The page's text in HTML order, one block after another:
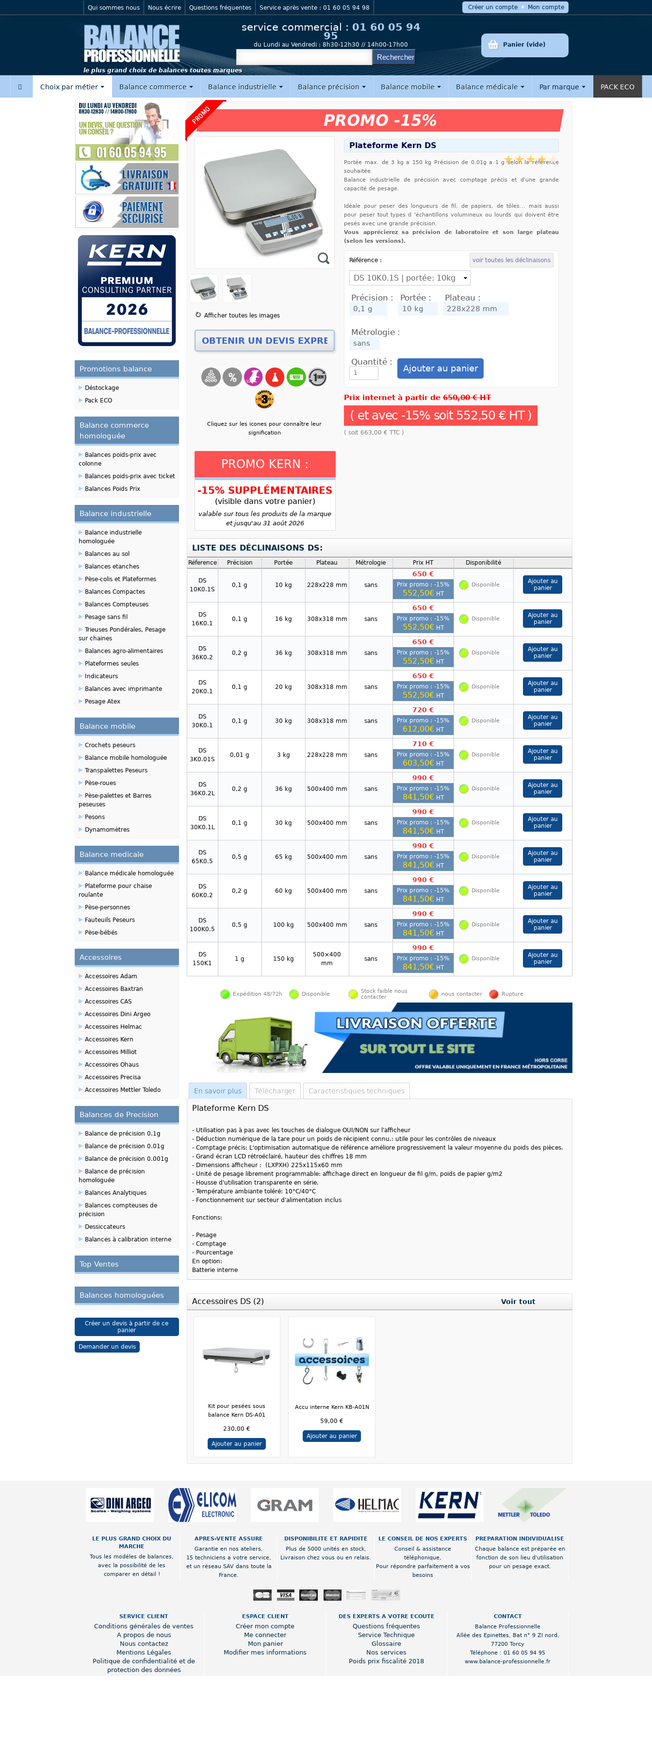
le plus grand choix de balances toutes marques
Qui sommes nous Nous écrire Questions fréquentes Service après vente : 01 60 05 94 98
service commercial : 01 60 05 94
95
du Lundi au Vendredi : 8h30-12h30 // 14h00-17h00 Panier (vide)
Créer un compte Mon compte
Choix par métier Balance commerce Balance industrielle Balance précision Balance mobile Balance médicale Par marque PACK ECO
PROMO PROMO -15%
Zoom
Afficher toutes les images
Cliquez sur les icones pour connaître leur
signification
PROMO KERN :
-15% SUPPLÉMENTAIRES
(visible dans votre panier)
valable sur tous les produits de la marque
et jusqu'au 31 août 2026
Plateforme Kern DS
Portée max. de 3 kg a 150 kg Précision de 0.01g a 1 g selon la référence
souhaitée.
Balance industrielle de précision avec comptage précis et d'une grande
capacité de pesage.
Idéale pour peser des longueurs de fil, de papiers, de tôles... mais aussi
pour peser tout types d 'échantillons volumineux ou lourds qui doivent être
pesés avec une grande précision.
Vous apprécierez sa précision de laboratoire et son large plateau
(selon les versions).
Référence : voir toutes les déclinaisons
Précision : Portée : Plateau :
Métrologie :
Quantité :
Prix internet à partir de650,00 € HT
( et avec -15% soit 552,50 €HT )
( soit 663,00 € TTC )
LISTE DES DÉCLINAISONS DS:
Réference Précision Portée Plateau Métrologie Prix HT Disponibilité
DS
10K0.1S
0,1 g 10 kg 228x228 mm sans
650 €
Prix promo : -15%
552,50€ HT
Disponible
DS
16K0.1
0,1 g 16 kg 308x318 mm sans
650 €
Prix promo : -15%
552,50€ HT
Disponible
DS
36K0.2
0,2 g 36 kg 308x318 mm sans
650 €
Prix promo : -15%
552,50€ HT
Disponible
DS
20K0.1
0,1 g 20 kg 308x318 mm sans
650 €
Prix promo : -15%
552,50€ HT
Disponible
DS
30K0.1
0,1 g 30 kg 308x318 mm sans
720 €
Prix promo : -15%
612,00€ HT
Disponible
DS
3K0.01S
0,01 g 3 kg 228x228 mm sans
710 €
Prix promo : -15%
603,50€ HT
Disponible
DS
36K0.2L
0,2 g 36 kg 500x400 mm sans
990 €
Prix promo : -15%
841,50€ HT
Disponible
DS
30K0.1L
0,1 g 30 kg 500x400 mm sans
990 €
Prix promo : -15%
841,50€ HT
Disponible
DS
65K0.5
0,5 g 65 kg 500x400 mm sans
990 €
Prix promo : -15%
841,50€ HT
Disponible
DS
60K0.2
0,2 g 60 kg 500x400 mm sans
990 €
Prix promo : -15%
841,50€ HT
Disponible
DS
100K0.5
0,5 g 100 kg 500x400 mm sans
990 €
Prix promo : -15%
841,50€ HT
Disponible
DS
150K1
1 g 150 kg
500×400
mm
sans
990 €
Prix promo : -15%
841,50€ HT
Disponible
Expédition 48/72h Disponible
Stock faible nous
contacter
nous contacter Rupture
En savoir plus Télécharger Caracteristiques techniques
Plateforme Kern DS
- Utilisation pas à pas avec les touches de dialogue OUI/NON sur l'afficheur
- Déduction numérique de la tare pour un poids de récipient connu.: utile pour les contrôles de niveaux
- Comptage précis: L'optimisation automatique de référence améliore progressivement la valeur moyenne du poids des pièces.
- Grand écran LCD rétroéclairé, hauteur des chiffres 18 mm
- Dimensions afficheur : (LXPXH) 225x115x60 mm
- Unité de pesage librement programmable: affichage direct en longueur de fil g/m, poids de papier g/m2
- Housse d'utilisation transparente en série.
- Température ambiante toléré: 10°C/40°C
- Fonctionnement sur secteur d'alimentation inclus
Fonctions:
- Pesage
- Comptage
- Pourcentage
En option:
Batterie interne
Accessoires DS (2) Voir tout
Kit pour pesées sous
balance Kern DS-A01
230,00 €
Ajouter au panier
Accu interne Kern KB-A01N
59,00 €
Ajouter au panier
Promotions balance
▸Déstockage
▸Pack ECO
Balance commerce
homologuée
▸Balances poids-prix avec
colonne
▸Balances poids-prix avec ticket
▸Balances Poids Prix
Balance industrielle
▸Balance industrielle
homologuée
▸Balances au sol
▸Balances etanches
▸Pèse-colis et Plateformes
▸Balances Compactes
▸Balances Compteuses
▸Pesage sans fil
▸Trieuses Pondérales, Pesage
sur chaines
▸Balances agro-alimentaires
▸Plateformes seules
▸Indicateurs
▸Balances avec imprimante
▸Pesage Atex
Balance mobile
▸Crochets peseurs
▸Balance mobile homologuée
▸Transpalettes Peseurs
▸Pèse-roues
▸Pèse-palettes et Barres
peseuses
▸Pesons
▸Dynamomètres
Balance medicale
▸Balance médicale homologuée
▸Plateforme pour chaise
roulante
▸Pèse-personnes
▸Fauteuils Peseurs
▸Pèse-bébés
Accessoires
▸Accessoires Adam
▸Accessoires Baxtran
▸Accessoires CAS
▸Accessoires Dini Argeo
▸Accessoires Helmac
▸Accessoires Kern
▸Accessoires Milliot
▸Accessoires Ohaus
▸Accessoires Precisa
▸Accessoires Mettler Toledo
Balances de Precision
▸Balance de précision 0.1g
▸Balance de précision 0.01g
▸Balance de précision 0.001g
▸Balance de précision
homologuée
▸Balances Analytiques
▸Balances compteuses de
précision
▸Dessiccateurs
▸Balances à calibration interne
Top Ventes
Balances homologuées
Créer un devis à partir de ce
panier
Demander un devis
LE PLUS GRAND CHOIX DU
MARCHE
Tous les modéles de balances,
avec la possibilité de les
comparer en détail !
APRES-VENTE ASSURE
Garantie en nos ateliers,
15 techniciens a votre service,
et un réseau SAV dans toute la
France.
DISPONIBILITE ET RAPIDITE
Plus de 5000 unités en stock,
Livraison chez vous ou en relais.
LE CONSEIL DE NOS EXPERTS
Conseil & assistance
téléphonique,
Pour répondre parfaitement a vos
besoins
PREPARATION INDIVIDUALISE
Chaque balance est préparée en
fonction de son lieu d'utilisation
pour un pesage exact.
SERVICE CLIENT
Conditions générales de ventes
A propos de nous
Nous contactez
Mentions Légales
Politique de confidentialité et de
protection des données
ESPACE CLIENT
Créer mon compte
Me connecter
Mon panier
Modifier mes informations
DES EXPERTS A VOTRE ECOUTE
Questions fréquentes
Service Technique
Glossaire
Nos services
Poids prix fiscalité 2018
CONTACT
Balance Professionnelle
Allée des Epinettes, Bat n° 9 ZI nord
77200 Torcy
Téléphone : 01 60 05 94 95
www.balance-professionnelle.fr